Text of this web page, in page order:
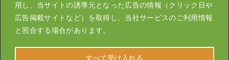
用し、当サイトの誘導元となった広告の情報（クリック日や
広告掲載サイトなど）を取得し、当社サービスのご利用情報
と照合する場合があります。
すべて受け入れる
運営会社 大学受験スタスタ塾
スタスタLIVE
英検オンライン塾ならスタスタLIVE英検®｜個別指導で合格まで
伴走